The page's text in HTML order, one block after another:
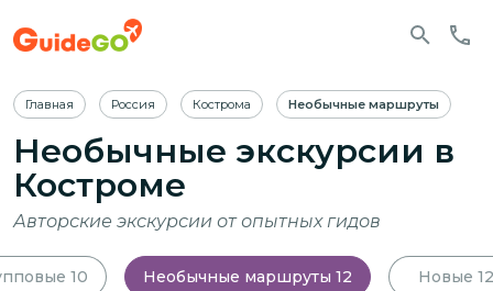
Главная Россия Кострома Необычные маршруты
Необычные экскурсии в
Костроме
Авторские экскурсии от опытных гидов
10 Необычные маршруты 12 Новые 12